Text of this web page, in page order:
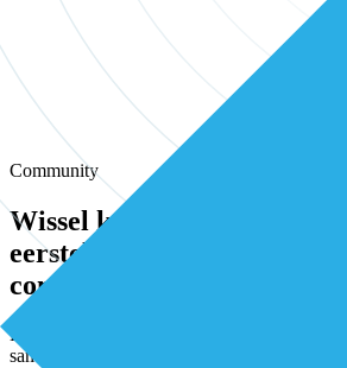
Community
Wissel kennis en ervaring
eerstelijns professionals in
community
Een plek waar eerstelijnsprofessionals elkaar
samen verder bouwen aan betere zorg.